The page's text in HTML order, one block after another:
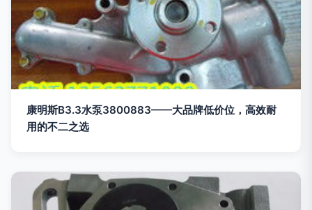
康明斯B3.3水泵3800883——大品牌低价位，高效耐
用的不二之选